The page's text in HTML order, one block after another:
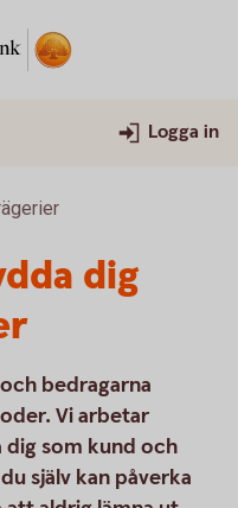
Logga in
dig
bedragarna
Vi arbetar
som kund och
själv kan påverka